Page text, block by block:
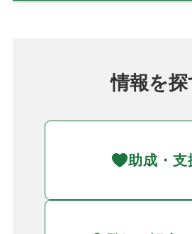
情報を探
助成・支